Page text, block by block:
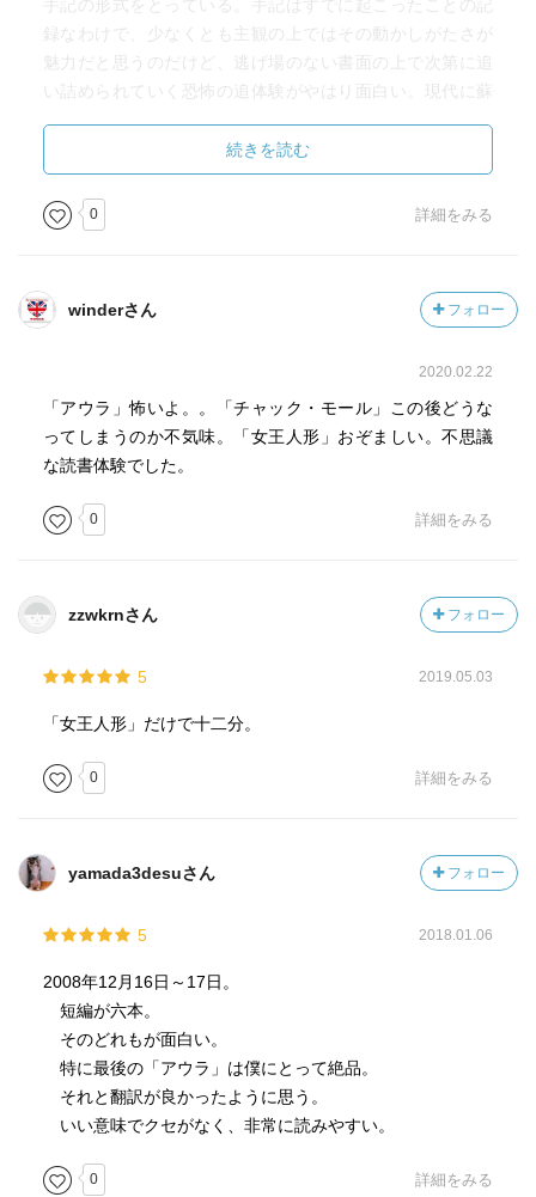
手記の形式をとっている。手記はすでに起こったことの記
録なわけで、少なくとも主観の上ではその動かしがたさが
魅力だと思うのだけど、逃げ場のない書面の上で次第に追
い詰められていく恐怖の追体験がやはり面白い。現代に蘇
「黄色いインディオ」の姿の醜さがまた厭らしくてぞっと
した。そして当然のように「遺体を地下室へ」……。自分
は地上に出ているからか。
解説も併せてさらに面白かった「女王人形」は、アミラミ
Amilamia だろうか。ラミアといえば半ば蛇、半ば人間の女
の怪物。幼い口振りの「アミラミアは友達のこと忘れませ
二人称の語りがあまりにも宿命的な「アウラ」は幽遠な味
わいがとても素敵。どこかレニエのような黄昏の気配があ
りつつ、土臭くうらびれた呪術的な怪異が香る。「線形的
時間の迷宮にくらくらした。一読して、コンスエロ夫人と
後者なら「純な魂」が秀逸。純を極めた残酷。最後の相手
の名前がクレールというのはなんだか暗示的かも。「純
な」魂の原題が気になるところ。
続きを読む
0 詳細をみる
winderさん フォロー
2020.02.22
「アウラ」怖いよ。。「チャック・モール」この後どうな
ってしまうのか不気味。「女王人形」おぞましい。不思議
な読書体験でした。
0 詳細をみる
zzwkrnさん フォロー
5 2019.05.03
「女王人形」だけで十二分。
0 詳細をみる
yamada3desuさん フォロー
5 2018.01.06
2008年12月16日～17日。
短編が六本。
そのどれもが面白い。
特に最後の「アウラ」は僕にとって絶品。
それと翻訳が良かったように思う。
いい意味でクセがなく、非常に読みやすい。
0 詳細をみる